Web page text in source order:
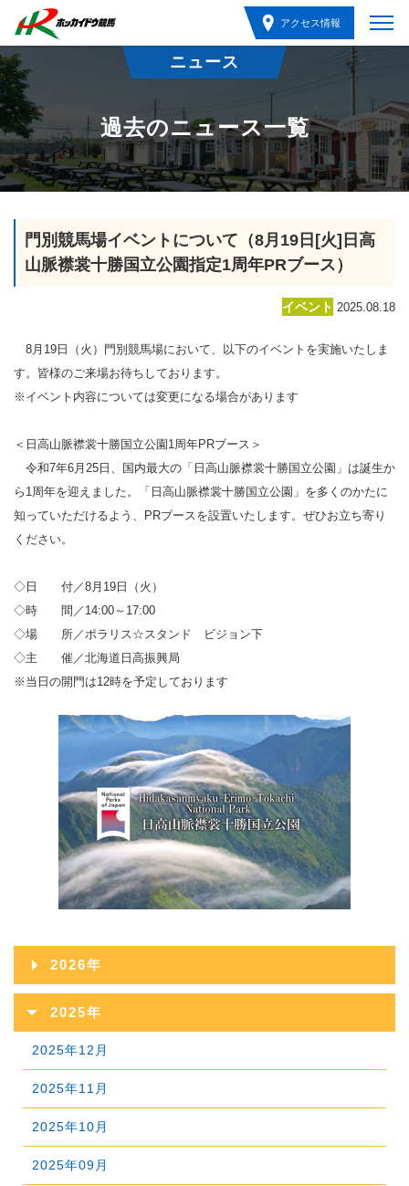
アクセス情報
ニュース
過去のニュース一覧
門別競馬場イベントについて（8月19日[火]日高
山脈襟裳十勝国立公園指定1周年PRブース）
イベント 2025.08.18
8月19日（火）門別競馬場において、以下のイベントを実施いたしま
す。皆様のご来場お待ちしております。
※イベント内容については変更になる場合があります
＜日高山脈襟裳十勝国立公園1周年PRブース＞
令和7年6月25日、国内最大の「日高山脈襟裳十勝国立公園」は誕生か
ら1周年を迎えました。「日高山脈襟裳十勝国立公園」を多くのかたに
知っていただけるよう、PRブースを設置いたします。ぜひお立ち寄り
ください。
◇日 付／8月19日（火）
◇時 間／14:00～17:00
◇場 所／ポラリス☆スタンド ビジョン下
◇主 催／北海道日高振興局
※当日の開門は12時を予定しております
2026年
2026年08月
2026年07月
2026年06月
2026年05月
2026年04月
2025年
2025年12月
2025年11月
2025年10月
2025年09月